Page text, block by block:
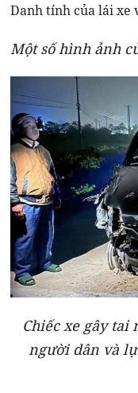
Danh tính của lái xe
Một số hình ảnh
Chiếc xe gây
người dân và